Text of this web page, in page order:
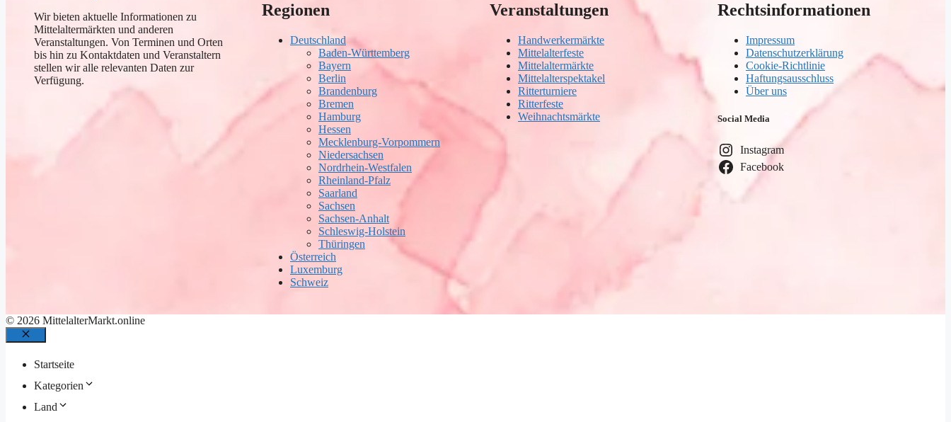
Wir bieten aktuelle Informationen zu
Mittelaltermärkten und anderen
Veranstaltungen. Von Terminen und Orten
bis hin zu Kontaktdaten und Veranstaltern
stellen wir alle relevanten Daten zur
Verfügung.
Regionen
Deutschland
Baden-Württemberg
Bayern
Berlin
Brandenburg
Bremen
Hamburg
Hessen
Mecklenburg-Vorpommern
Niedersachsen
Nordrhein-Westfalen
Rheinland-Pfalz
Saarland
Sachsen
Sachsen-Anhalt
Schleswig-Holstein
Thüringen
Österreich
Luxemburg
Schweiz
Veranstaltungen
Handwerkermärkte
Mittelalterfeste
Mittelaltermärkte
Mittelalterspektakel
Ritterturniere
Ritterfeste
Weihnachtsmärkte
Rechtsinformationen
Impressum
Datenschutzerklärung
Cookie-Richtlinie
Haftungsausschluss
Über uns
Social Media
Instagram
Facebook
© 2026 MittelalterMarkt.online
Schließen
Startseite
Kategorien
Land